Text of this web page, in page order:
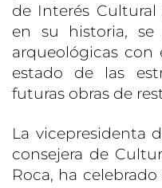
de Interés Cultural
en su historia, se
arqueológicas con
estado de las
futuras obras de
La vicepresidenta
consejera de
Roca, ha